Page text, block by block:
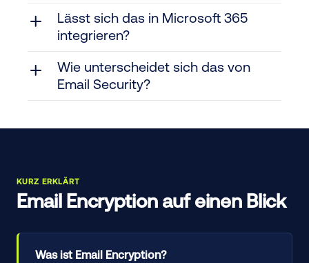
Lässt sich das in Microsoft 365
integrieren?
Wie unterscheidet sich das von
Email Security?
KURZ ERKLÄRT
Email Encryption auf einen Blick
Was ist Email Encryption?